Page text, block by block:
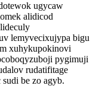
ugycaw
alidicod
lemyvecixujypa bigu
xuhykupokinovi
pygimuji
rudatifitage
be zo agyb.